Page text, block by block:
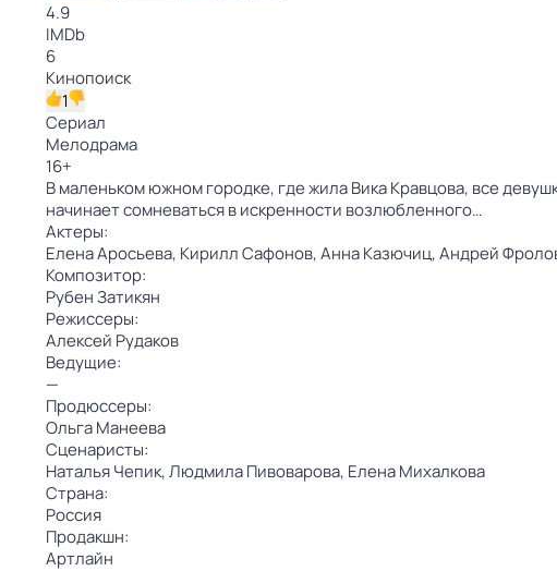
4.9
IMDb
6
Кинопоиск
1
Сериал
Мелодрама
16+
В маленьком южном городке, где жила Вика Кравцова, все
начинает сомневаться в искренности возлюбленного…
Актеры:
Елена Аросьева, Кирилл Сафонов,Анна Казючиц,Андрей
Композитор:
Рубен Затикян
Режиссеры:
Алексей Рудаков
Ведущие:
—
Продюссеры:
Ольга Манеева
Сценаристы:
Наталья Чепик,Людмила Пивоварова, Елена Михалкова
Страна:
Россия
Продакшн:
Артлайн